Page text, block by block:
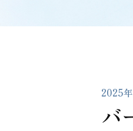
2025
バ